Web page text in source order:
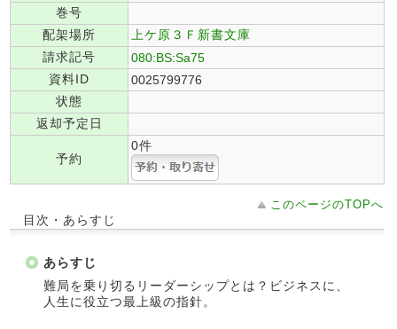
巻号
配架場所
上ケ原３Ｆ新書文庫
請求記号
080:BS:Sa75
資料ID
0025799776
状態
返却予定日
予約
0件
このページのTOPへ
目次・あらすじ
あらすじ
難局を乗り切るリーダーシップとは？ビジネスに、
人生に役立つ最上級の指針。